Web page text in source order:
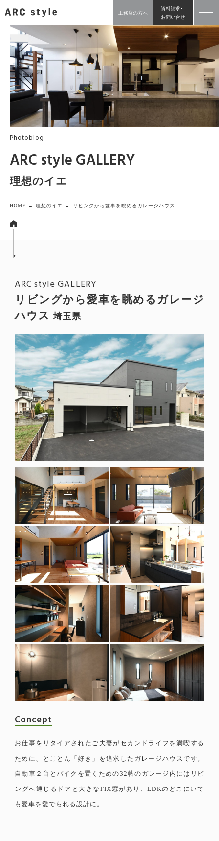
工務店の方へ
資料請求･
お問い合せ
Photoblog
ARC style GALLERY
理想のイエ
HOME → 理想のイエ → リビングから愛車を眺めるガレージハウス
ARC style GALLERY
リビングから愛車を眺めるガレージ
ハウス埼玉県
Concept
お仕事をリタイアされたご夫妻がセカンドライフを満喫する
ために、とことん「好き」を追求したガレージハウスです。
自動車２台とバイクを置くための32帖のガレージ内にはリビ
ングへ通じるドアと大きなFIX窓があり、LDKのどこにいて
も愛車を愛でられる設計に。